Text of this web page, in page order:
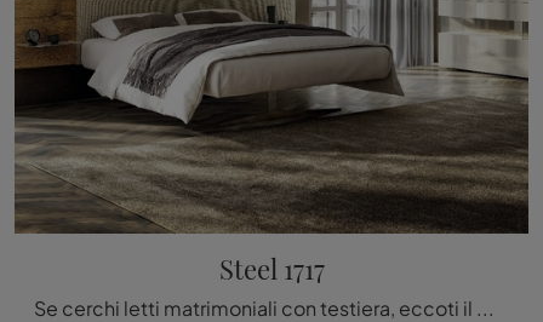
Steel 1717
Se cerchi letti matrimoniali con testiera, eccoti il modello Steel 1717 in legno per completare la camera da letto.